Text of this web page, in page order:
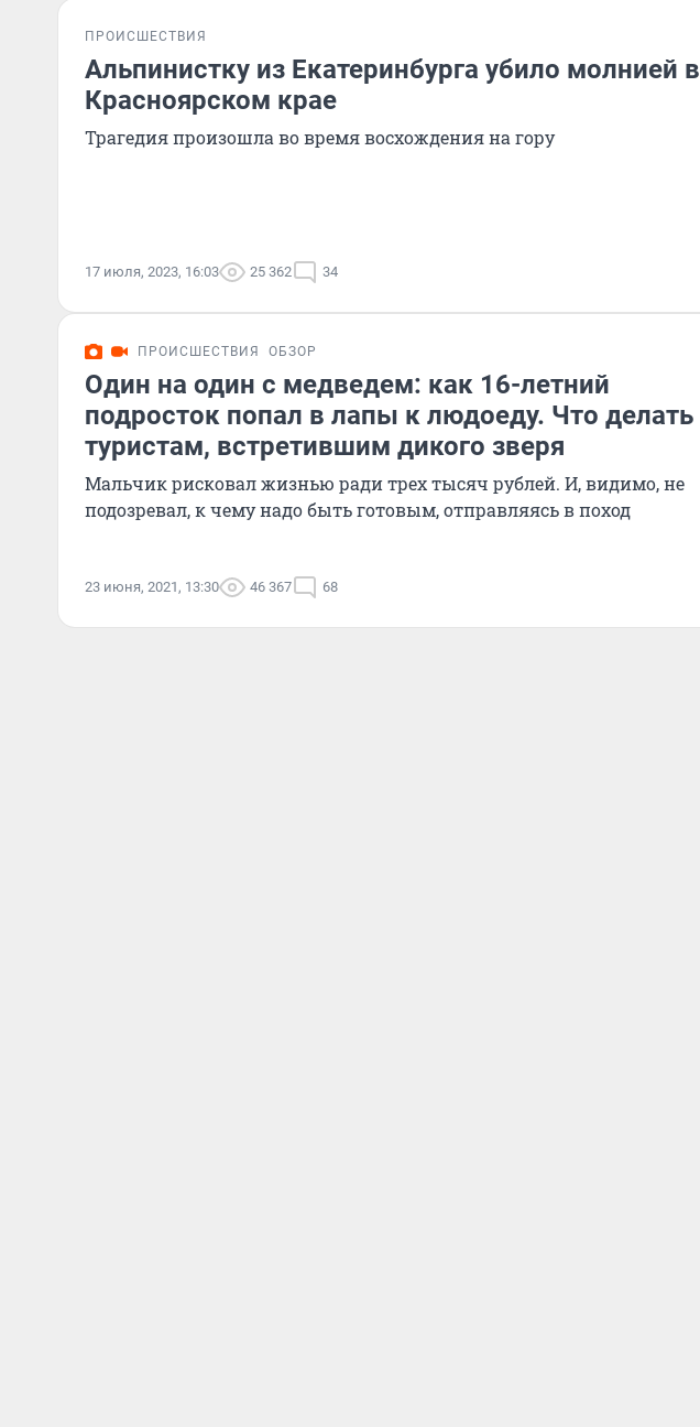
ПРОИСШЕСТВИЯ
Альпинистку из Екатеринбурга убило молнией в
Красноярском крае
Трагедия произошла во время восхождения на гору
17 июля, 2023, 16:03 25 362 34
ПРОИСШЕСТВИЯ ОБЗОР
Один на один с медведем: как 16-летний
подросток попал в лапы к людоеду. Что делать
туристам, встретившим дикого зверя
Мальчик рисковал жизнью ради трех тысяч рублей. И, видимо, не
подозревал, к чему надо быть готовым, отправляясь в поход
23 июня, 2021, 13:30 46 367 68